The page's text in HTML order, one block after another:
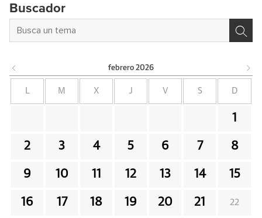
Buscador
febrero 2026
L M X J V S D
1
2 3 4 5 6 7 8
9 10 11 12 13 14 15
16 17 18 19 20 21 22